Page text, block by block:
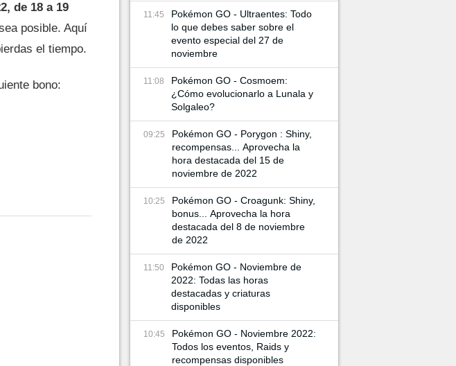
de 18 a 19
posible. Aquí
el tiempo.
bono:
11:45
Pokémon GO - Ultraentes: Todo
lo que debes saber sobre el
evento especial del 27 de
noviembre
11:08
Pokémon GO - Cosmoem:
¿Cómo evolucionarlo a Lunala y
Solgaleo?
09:25
Pokémon GO - Porygon : Shiny,
recompensas... Aprovecha la
hora destacada del 15 de
noviembre de 2022
10:25
Pokémon GO - Croagunk: Shiny,
bonus... Aprovecha la hora
destacada del 8 de noviembre
de 2022
11:50
Pokémon GO - Noviembre de
2022: Todas las horas
destacadas y criaturas
disponibles
10:45
Pokémon GO - Noviembre 2022:
Todos los eventos, Raids y
recompensas disponibles